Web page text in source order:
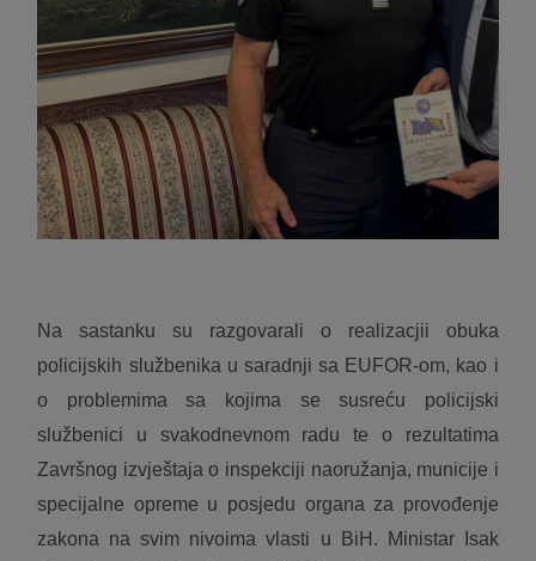
Na sastanku su razgovarali o realizacjii obuka
policijskih službenika u saradnji sa EUFOR-om, kao i
o problemima sa kojima se susreću policijski
službenici u svakodnevnom radu te o rezultatima
Završnog izvještaja o inspekciji naoružanja, municije i
specijalne opreme u posjedu organa za provođenje
zakona na svim nivoima vlasti u BiH. Ministar Isak